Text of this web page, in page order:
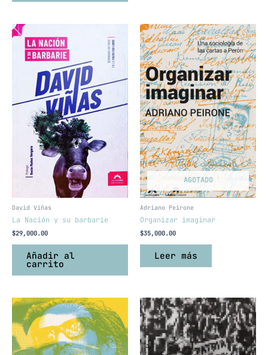
David Viñas
La Nación y su barbarie
$29,000.00
Añadir al
carrito
AGOTADO
Adriano Peirone
Organizar imaginar
$35,000.00
Leer más